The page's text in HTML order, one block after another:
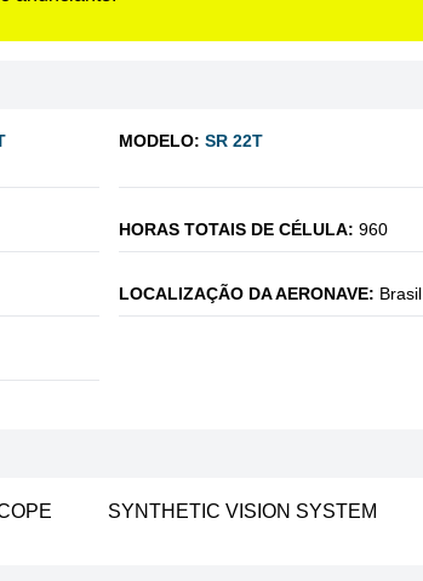
MODELO: SR 22T
HORAS TOTAIS DE CÉLULA: 960
LOCALIZAÇÃO DA AERONAVE: Brasil
SYNTHETIC VISION SYSTEM